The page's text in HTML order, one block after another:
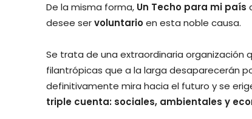
De la misma forma, Un Techo para mi país
desee servoluntarioen esta noble causa.
Se trata de una extraordinaria organización
filantrópicas que a la larga desaparecerán
definitivamente mira hacia el futuro y se
triple cuenta: sociales, ambientales y